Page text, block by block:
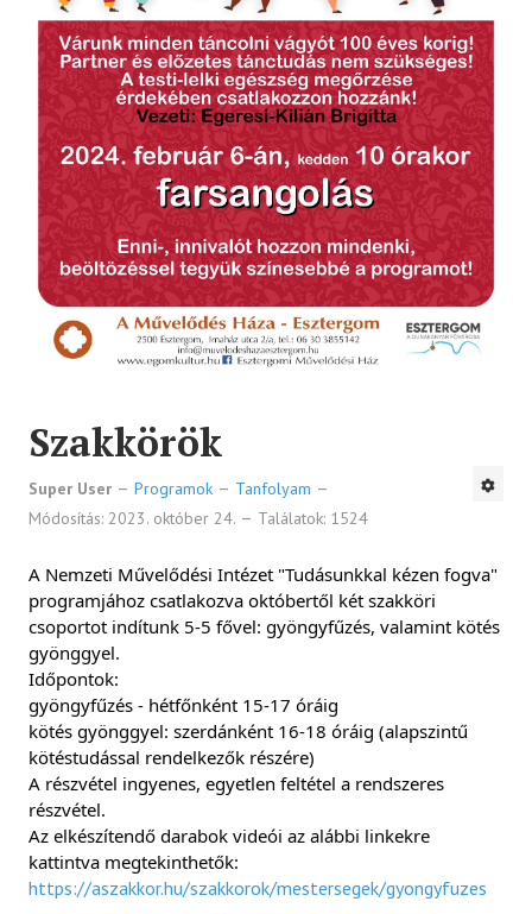
Szakkörök
Super User Programok
Tanfolyam
Módosítás: 2023. október 24.
Találatok: 1524
A Nemzeti Művelődési Intézet "Tudásunkkal kézen fogva"
programjához csatlakozva októbertől két szakköri
csoportot indítunk 5-5 fővel: gyöngyfűzés, valamint kötés
gyönggyel.
Időpontok:
gyöngyfűzés - hétfőnként 15-17 óráig
kötés gyönggyel: szerdánként 16-18 óráig (alapszintű
kötéstudással rendelkezők részére)
A részvétel ingyenes, egyetlen feltétel a rendszeres
részvétel.
Az elkészítendő darabok videói az alábbi linkekre
kattintva megtekinthetők:
https://aszakkor.hu/szakkorok/mestersegek/gyongyfuzes